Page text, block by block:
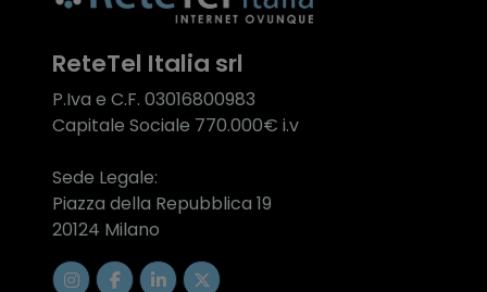
ReteTel Italia srl
P.Iva e C.F. 03016800983
Capitale Sociale 770.000€ i.v
Sede Legale:
Piazza della Repubblica 19
20124 Milano